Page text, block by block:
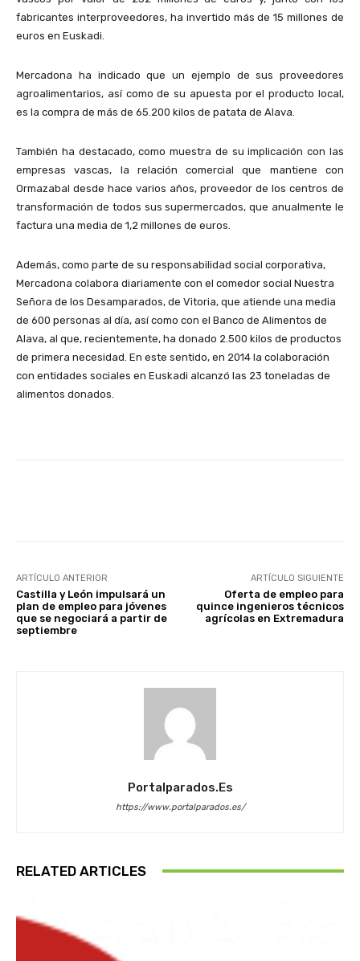
fabricantes interproveedores, ha invertido más de 15 millones de
euros en Euskadi.
Mercadona ha indicado que un ejemplo de sus proveedores
agroalimentarios, así como de su apuesta por el producto local,
es la compra de más de 65.200 kilos de patata de Alava.
También ha destacado, como muestra de su implicación con las
empresas vascas, la relación comercial que mantiene con
Ormazabal desde hace varios años, proveedor de los centros de
transformación de todos sus supermercados, que anualmente le
factura una media de 1,2 millones de euros.
Además, como parte de su responsabilidad social corporativa,
Mercadona colabora diariamente con el comedor social Nuestra
Señora de los Desamparados, de Vitoria, que atiende una media
de 600 personas al día, así como con el Banco de Alimentos de
Alava, al que, recientemente, ha donado 2.500 kilos de productos
de primera necesidad. En este sentido, en 2014 la colaboración
con entidades sociales en Euskadi alcanzó las 23 toneladas de
alimentos donados.
ARTÍCULO ANTERIOR
Castilla y León impulsará un
plan de empleo para jóvenes
que se negociará a partir de
septiembre
ARTÍCULO SIGUIENTE
Oferta de empleo para
quince ingenieros técnicos
agrícolas en Extremadura
Portalparados.es
https://www.portalparados.es/
RELATED ARTICLES